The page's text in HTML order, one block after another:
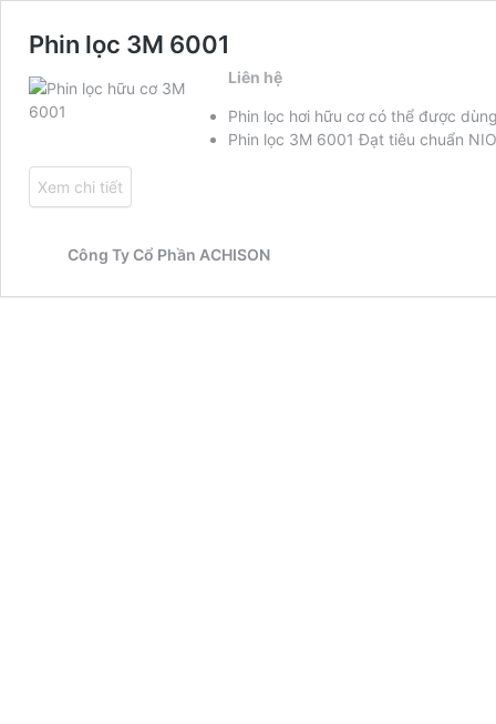
Phin lọc 3M 6001
Liên hệ
Phin lọc hơi hữu cơ có thể được
Phin lọc 3M 6001 Đạt tiêu chuẩn
Xem chi tiết
Công Ty Cổ Phần ACHISON